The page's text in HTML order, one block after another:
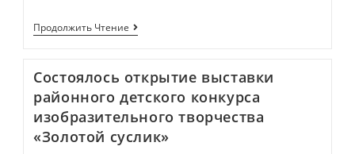
Продолжить Чтение ВЕСНА
ТЕАТРАЛЬНАЯ
Состоялось открытие выставки
районного детского конкурса
изобразительного творчества
«Золотой суслик»